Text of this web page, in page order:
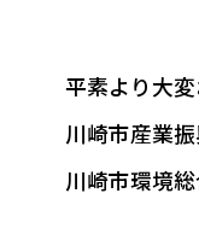
平素より大変
川崎市産業
川崎市環境